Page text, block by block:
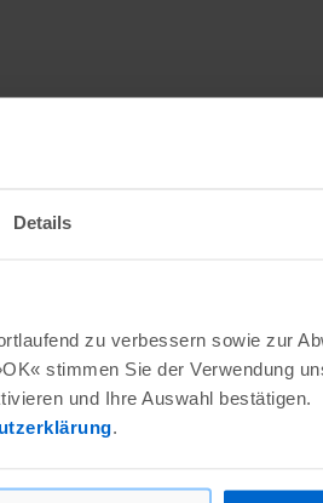
Details
zu verbessern sowie zur
stimmen Sie der Verwendung
und Ihre Auswahl bestätigen.